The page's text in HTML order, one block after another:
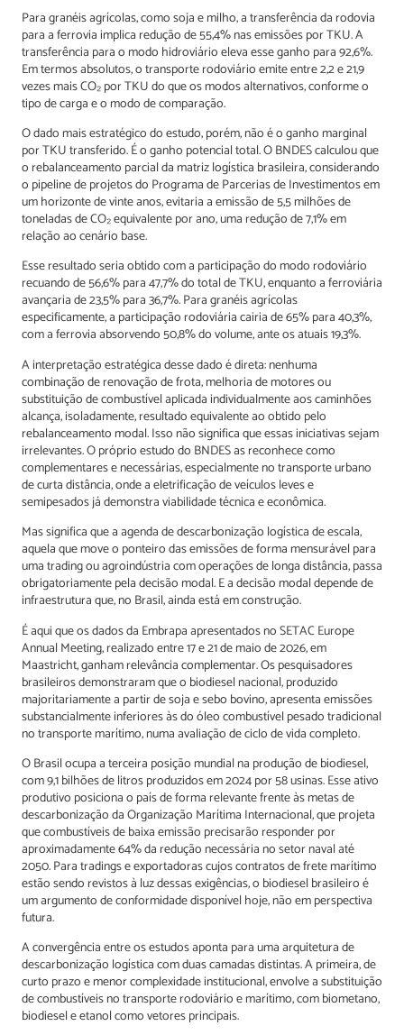
Para granéis agrícolas, como soja e milho, a transferência da rodovia
para a ferrovia implica redução de 55,4% nas emissões por TKU. A
transferência para o modo hidroviário eleva esse ganho para 92,6%.
Em termos absolutos, o transporte rodoviário emite entre 2,2 e 21,9
vezes mais CO₂ por TKU do que os modos alternativos, conforme o
tipo de carga e o modo de comparação.
O dado mais estratégico do estudo, porém, não é o ganho marginal
por TKU transferido. É o ganho potencial total. O BNDES calculou que
o rebalanceamento parcial da matriz logística brasileira, considerando
o pipeline de projetos do Programa de Parcerias de Investimentos em
um horizonte de vinte anos, evitaria a emissão de 5,5 milhões de
toneladas de CO₂ equivalente por ano, uma redução de 7,1% em
relação ao cenário base.
Esse resultado seria obtido com a participação do modo rodoviário
recuando de 56,6% para 47,7% do total de TKU, enquanto a ferroviária
avançaria de 23,5% para 36,7%. Para granéis agrícolas
especificamente, a participação rodoviária cairia de 65% para 40,3%,
com a ferrovia absorvendo 50,8% do volume, ante os atuais 19,3%.
A interpretação estratégica desse dado é direta: nenhuma
combinação de renovação de frota, melhoria de motores ou
substituição de combustível aplicada individualmente aos caminhões
alcança, isoladamente, resultado equivalente ao obtido pelo
rebalanceamento modal. Isso não significa que essas iniciativas sejam
irrelevantes. O próprio estudo do BNDES as reconhece como
complementares e necessárias, especialmente no transporte urbano
de curta distância, onde a eletrificação de veículos leves e
semipesados já demonstra viabilidade técnica e econômica.
Mas significa que a agenda de descarbonização logística de escala,
aquela que move o ponteiro das emissões de forma mensurável para
uma trading ou agroindústria com operações de longa distância, passa
obrigatoriamente pela decisão modal. E a decisão modal depende de
infraestrutura que, no Brasil, ainda está em construção.
É aqui que os dados da Embrapa apresentados no SETAC Europe
Annual Meeting, realizado entre 17 e 21 de maio de 2026, em
Maastricht, ganham relevância complementar. Os pesquisadores
brasileiros demonstraram que o biodiesel nacional, produzido
majoritariamente a partir de soja e sebo bovino, apresenta emissões
substancialmente inferiores às do óleo combustível pesado tradicional
no transporte marítimo, numa avaliação de ciclo de vida completo.
O Brasil ocupa a terceira posição mundial na produção de biodiesel,
com 9,1 bilhões de litros produzidos em 2024 por 58 usinas. Esse ativo
produtivo posiciona o país de forma relevante frente às metas de
descarbonização da Organização Marítima Internacional, que projeta
que combustíveis de baixa emissão precisarão responder por
aproximadamente 64% da redução necessária no setor naval até
2050. Para tradings e exportadoras cujos contratos de frete marítimo
estão sendo revistos à luz dessas exigências, o biodiesel brasileiro é
um argumento de conformidade disponível hoje, não em perspectiva
futura.
A convergência entre os estudos aponta para uma arquitetura de
descarbonização logística com duas camadas distintas. A primeira, de
curto prazo e menor complexidade institucional, envolve a substituição
de combustíveis no transporte rodoviário e marítimo, com biometano,
biodiesel e etanol como vetores principais.